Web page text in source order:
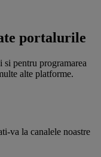
portalurile
pentru programarea
alte platforme.
va la canalele noastre